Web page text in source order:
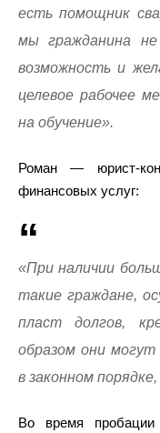
есть помощник
мы гражданина
возможность и
целевое рабочее
на обучение».
Роман — юрист-
финансовых услуг:
«При наличии
такие граждане,
пласт долгов,
образом они
в законном
Во время